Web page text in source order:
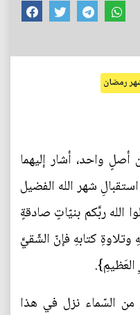
رمضان
واحد، أشار إليهما
شهر الله الفضيل
الله ربَّكم بنيّاتٍ صادقةٍ
كتابهِ فإنّ الشّقيَّ
العَظيمِ}.
السّماء نزل في هذا